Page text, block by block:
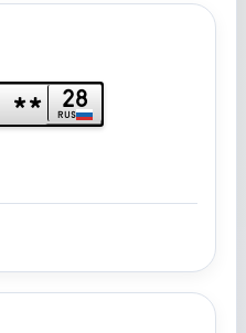
** 28
RUS